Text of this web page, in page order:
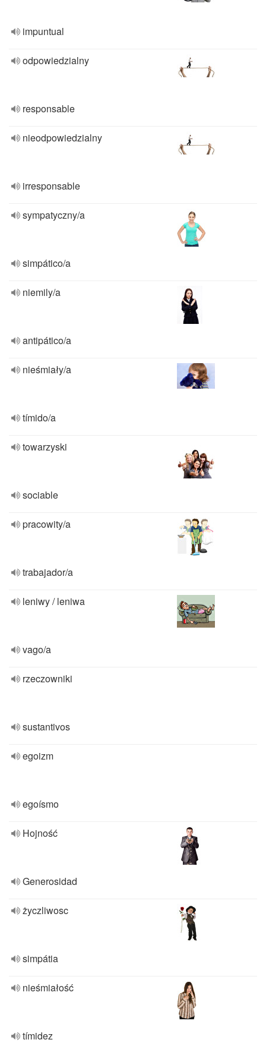
impuntual
odpowiedzialny
responsable
nieodpowiedzialny
irresponsable
sympatyczny/a
simpático/a
niemily/a
antipático/a
nieśmiały/a
tímido/a
towarzyski
sociable
pracowity/a
trabajador/a
leniwy / leniwa
vago/a
rzeczowniki
sustantivos
egoizm
egoísmo
Hojność
Generosidad
życzliwosc
simpátia
nieśmiałość
tímidez